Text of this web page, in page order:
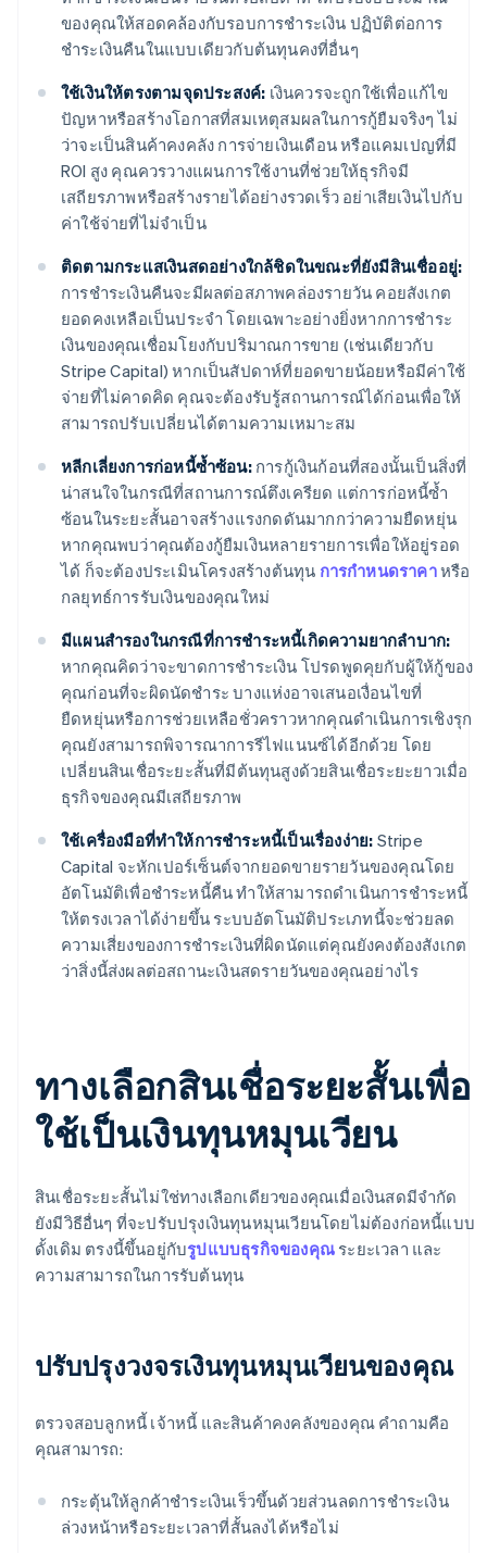
ของคุณให้สอดคล้องกับรอบการชำระเงิน ปฏิบัติต่อการ
ชำระเงินคืนในแบบเดียวกับต้นทุนคงที่อื่นๆ
ใช้เงินให้ตรงตามจุดประสงค์: เงินควรจะถูกใช้เพื่อแก้ไข
ปัญหาหรือสร้างโอกาสที่สมเหตุสมผลในการกู้ยืมจริงๆ ไม่
ว่าจะเป็นสินค้าคงคลัง การจ่ายเงินเดือน หรือแคมเปญที่มี
ROI สูง คุณควรวางแผนการใช้งานที่ช่วยให้ธุรกิจมี
เสถียรภาพหรือสร้างรายได้อย่างรวดเร็ว อย่าเสียเงินไปกับ
ค่าใช้จ่ายที่ไม่จำเป็น
ติดตามกระแสเงินสดอย่างใกล้ชิดในขณะที่ยังมีสินเชื่ออยู่:
การชำระเงินคืนจะมีผลต่อสภาพคล่องรายวัน คอยสังเกต
ยอดคงเหลือเป็นประจำ โดยเฉพาะอย่างยิ่งหากการชำระ
เงินของคุณเชื่อมโยงกับปริมาณการขาย (เช่นเดียวกับ
Stripe Capital) หากเป็นสัปดาห์ที่ยอดขายน้อยหรือมีค่าใช้
จ่ายที่ไม่คาดคิด คุณจะต้องรับรู้สถานการณ์ได้ก่อนเพื่อให้
สามารถปรับเปลี่ยนได้ตามความเหมาะสม
หลีกเลี่ยงการก่อหนี้ซ้ำซ้อน:การกู้เงินก้อนที่สองนั้นเป็นสิ่งที่
น่าสนใจในกรณีที่สถานการณ์ตึงเครียด แต่การก่อหนี้ซ้ำ
ซ้อนในระยะสั้นอาจสร้างแรงกดดันมากกว่าความยืดหยุ่น
หากคุณพบว่าคุณต้องกู้ยืมเงินหลายรายการเพื่อให้อยู่รอด
ได้ ก็จะต้องประเมินโครงสร้างต้นทุน การกำหนดราคาหรือ
กลยุทธ์การรับเงินของคุณใหม่
มีแผนสำรองในกรณีที่การชำระหนี้เกิดความยากลำบาก:
หากคุณคิดว่าจะขาดการชำระเงิน โปรดพูดคุยกับผู้ให้กู้ของ
คุณก่อนที่จะผิดนัดชำระ บางแห่งอาจเสนอเงื่อนไขที่
ยืดหยุ่นหรือการช่วยเหลือชั่วคราวหากคุณดำเนินการเชิงรุก
คุณยังสามารถพิจารณาการรีไฟแนนซ์ได้อีกด้วย โดย
เปลี่ยนสินเชื่อระยะสั้นที่มีต้นทุนสูงด้วยสินเชื่อระยะยาวเมื่อ
ธุรกิจของคุณมีเสถียรภาพ
ใช้เครื่องมือที่ทำให้การชำระหนี้เป็นเรื่องง่าย: Stripe
Capital จะหักเปอร์เซ็นต์จากยอดขายรายวันของคุณโดย
อัตโนมัติเพื่อชำระหนี้คืน ทำให้สามารถดำเนินการชำระหนี้
ให้ตรงเวลาได้ง่ายขึ้น ระบบอัตโนมัติประเภทนี้จะช่วยลด
ความเสี่ยงของการชำระเงินที่ผิดนัดแต่คุณยังคงต้องสังเกต
ว่าสิ่งนี้ส่งผลต่อสถานะเงินสดรายวันของคุณอย่างไร
ทางเลือกสินเชื่อระยะสั้นเพื่อ
ใช้เป็นเงินทุนหมุนเวียน
สินเชื่อระยะสั้นไม่ใช่ทางเลือกเดียวของคุณเมื่อเงินสดมีจำกัด
ยังมีวิธีอื่นๆ ที่จะปรับปรุงเงินทุนหมุนเวียนโดยไม่ต้องก่อหนี้แบบ
ดั้งเดิม ตรงนี้ขึ้นอยู่กับรูปแบบธุรกิจของคุณ ระยะเวลา และ
ความสามารถในการรับต้นทุน
ปรับปรุงวงจรเงินทุนหมุนเวียนของคุณ
ตรวจสอบลูกหนี้ เจ้าหนี้ และสินค้าคงคลังของคุณ คำถามคือ
คุณสามารถ:
กระตุ้นให้ลูกค้าชำระเงินเร็วขึ้นด้วยส่วนลดการชำระเงิน
ล่วงหน้าหรือระยะเวลาที่สั้นลงได้หรือไม่